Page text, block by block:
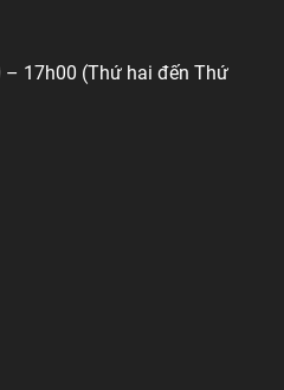
17h00 (Thứ hai đến Thứ